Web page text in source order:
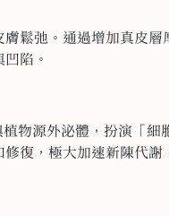
鬆弛。通過增加真皮層
陷。
物源外泌體，扮演「細
復，極大加速新陳代謝